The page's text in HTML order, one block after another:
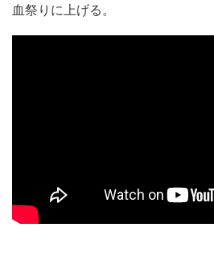
血祭りに上げる。